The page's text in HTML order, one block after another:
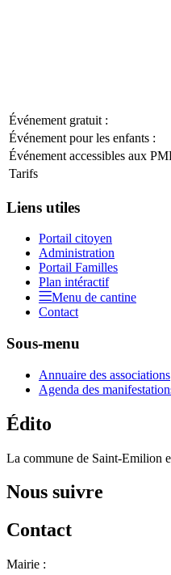
Événement gratuit :
Événement pour les enfants :
Événement accessibles aux
Tarifs
Liens utiles
Portail citoyen
Administration
Portail Familles
Plan intéractif
Menu de cantine
Contact
Sous-menu
Annuaire des associations
Agenda des
Édito
La commune de Saint-Emilion
Nous suivre
Contact
Mairie :